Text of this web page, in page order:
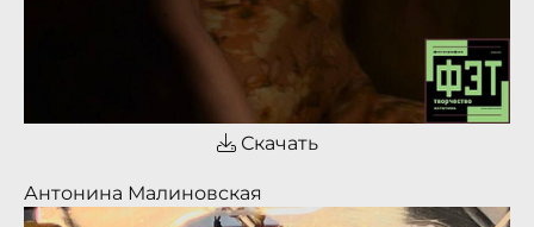
Скачать
Антонина Малиновская